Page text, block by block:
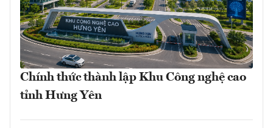
Chính thức thành lập Khu Công nghệ cao
tỉnh Hưng Yên